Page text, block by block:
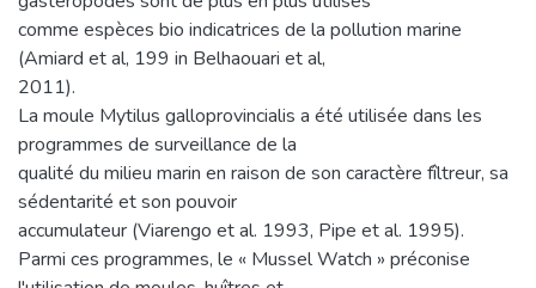
comme espèces bio indicatrices de la pollution marine
(Amiard et al, 199 in Belhaouari et al,
2011).
La moule Mytilus galloprovincialis a été utilisée dans les
programmes de surveillance de la
qualité du milieu marin en raison de son caractère fîltreur, sa
sédentarité et son pouvoir
accumulateur (Viarengo et al. 1993, Pipe et al. 1995).
Parmi ces programmes, le « Mussel Watch » préconise